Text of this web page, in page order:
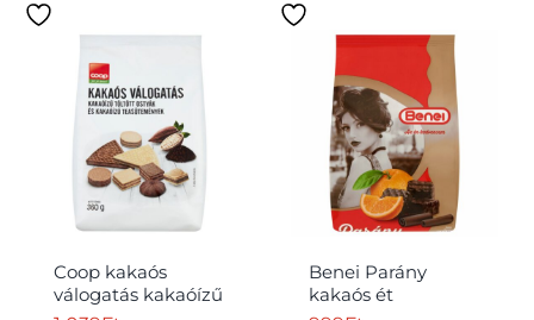
Coop kakaós
válogatás kakaóízű
Benei Parány
kakaós ét